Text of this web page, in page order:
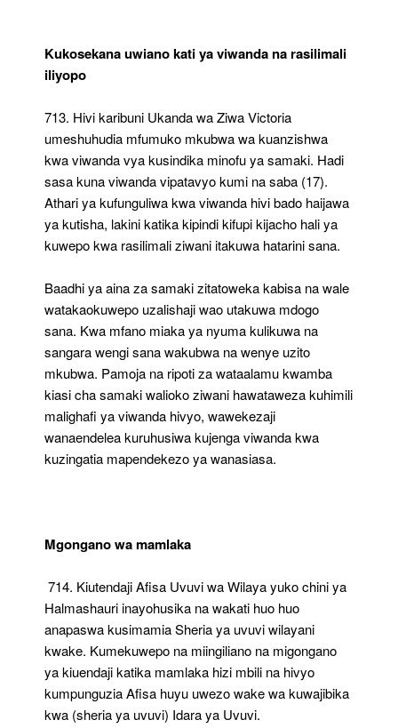
Kukosekana uwiano kati ya viwanda na rasilimali
iliyopo
713. Hivi karibuni Ukanda wa Ziwa Victoria
umeshuhudia mfumuko mkubwa wa kuanzishwa
kwa viwanda vya kusindika minofu ya samaki. Hadi
sasa kuna viwanda vipatavyo kumi na saba (17).
Athari ya kufunguliwa kwa viwanda hivi bado haijawa
ya kutisha, lakini katika kipindi kifupi kijacho hali ya
kuwepo kwa rasilimali ziwani itakuwa hatarini sana.
Baadhi ya aina za samaki zitatoweka kabisa na wale
watakaokuwepo uzalishaji wao utakuwa mdogo
sana. Kwa mfano miaka ya nyuma kulikuwa na
sangara wengi sana wakubwa na wenye uzito
mkubwa. Pamoja na ripoti za wataalamu kwamba
kiasi cha samaki walioko ziwani hawataweza kuhimili
malighafi ya viwanda hivyo, wawekezaji
wanaendelea kuruhusiwa kujenga viwanda kwa
kuzingatia mapendekezo ya wanasiasa.
Mgongano wa mamlaka
714. Kiutendaji Afisa Uvuvi wa Wilaya yuko chini ya
Halmashauri inayohusika na wakati huo huo
anapaswa kusimamia Sheria ya uvuvi wilayani
kwake. Kumekuwepo na miingiliano na migongano
ya kiuendaji katika mamlaka hizi mbili na hivyo
kumpunguzia Afisa huyu uwezo wake wa kuwajibika
kwa (sheria ya uvuvi) Idara ya Uvuvi.